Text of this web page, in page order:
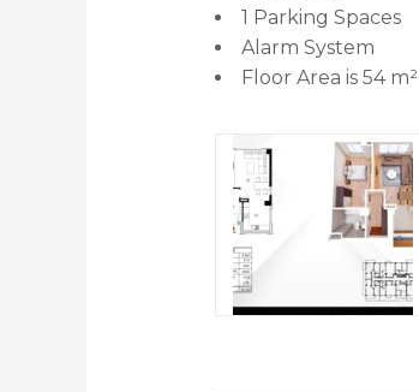
1 Parking Spaces
Alarm System
Floor Area is 54 m²